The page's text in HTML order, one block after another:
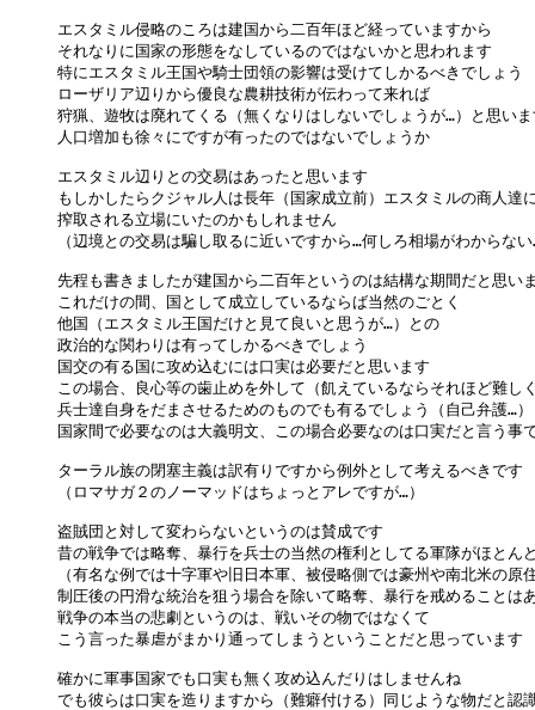
エスタミル侵略のころは建国から二百年ほど経っていますから
それなりに国家の形態をなしているのではないかと思われます
特にエスタミル王国や騎士団領の影響は受けてしかるべきでしょう
ローザリア辺りから優良な農耕技術が伝わって来れば
狩猟、遊牧は廃れてくる（無くなりはしないでしょうが…）と思い
人口増加も徐々にですが有ったのではないでしょうか
エスタミル辺りとの交易はあったと思います
もしかしたらクジャル人は長年（国家成立前）エスタミルの商人達
搾取される立場にいたのかもしれません
（辺境との交易は騙し取るに近いですから…何しろ相場がわからな
先程も書きましたが建国から二百年というのは結構な期間だと思い
これだけの間、国として成立しているならば当然のごとく
他国（エスタミル王国だけと見て良いと思うが…）との
政治的な関わりは有ってしかるべきでしょう
国交の有る国に攻め込むには口実は必要だと思います
この場合、良心等の歯止めを外して（飢えているならそれほど難し
兵士達自身をだまさせるためのものでも有るでしょう（自己弁護…）
国家間で必要なのは大義明文、この場合必要なのは口実だと言う事
ターラル族の閉塞主義は訳有りですから例外として考えるべきです
（ロマサガ２のノーマッドはちょっとアレですが…）
盗賊団と対して変わらないというのは賛成です
昔の戦争では略奪、暴行を兵士の当然の権利としてる軍隊がほとん
（有名な例では十字軍や旧日本軍、被侵略側では豪州や南北米の原
制圧後の円滑な統治を狙う場合を除いて略奪、暴行を戒めることは
戦争の本当の悲劇というのは、戦いその物ではなくて
こう言った暴虐がまかり通ってしまうということだと思っています
確かに軍事国家でも口実も無く攻め込んだりはしませんね
でも彼らは口実を造りますから（難癖付ける）同じような物だと認